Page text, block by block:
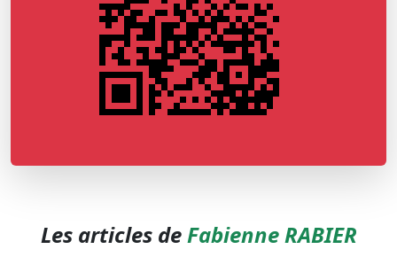
Les articles deFabienne RABIER